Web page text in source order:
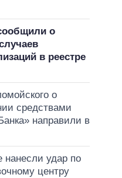
о
в реестре
о
средствами
направили в
нанесли удар по
центру